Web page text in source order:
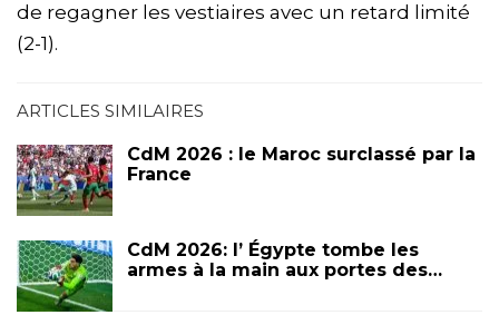
de regagner les vestiaires avec un retard limité
(2-1).
ARTICLES SIMILAIRES
CdM 2026 : le Maroc surclassé par la
France
CdM 2026: l’ Égypte tombe les
armes à la main aux portes des…